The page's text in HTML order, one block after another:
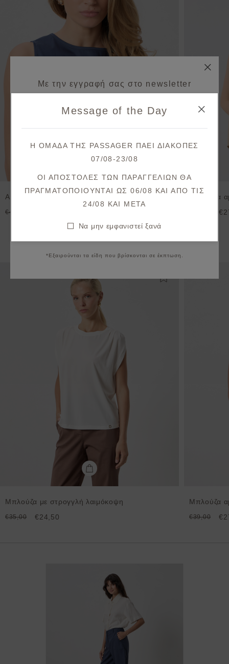
Αμάνικη μπλούζα ποπλίνα
€46,00
Μπλούζα
Μπορεί να σας ενδιαφέρουν
Μπλούζα με στρογγλή λαιμόκοψη
€35,00 €24,50
Μπλούζα
€39,00
Με την εγγραφή σας στο newsletter
στην πρώτη σας παραγγελία!
παραλαβές & μοναδικές προσφορές.
Συμφωνώ με τους όρους και προϋποθέσεις
*Εξαιρούνται τα είδη που βρίσκονται σε έκπτωση.
Message of the Day
Η ΟΜΑΔΑ ΤΗΣ PASSAGER ΠΑΕΙ ΔΙΑΚΟΠΕΣ
07/08-23/08
ΟΙ ΑΠΟΣΤΟΛΕΣ ΤΩΝ ΠΑΡΑΓΓΕΛΙΩΝ ΘΑ
ΠΡΑΓΜΑΤΟΠΟΙΟΥΝΤΑΙ ΩΣ 06/08 ΚΑΙ ΑΠΟ ΤΙΣ
24/08 KAI META
Να μην εμφανιστεί ξανά